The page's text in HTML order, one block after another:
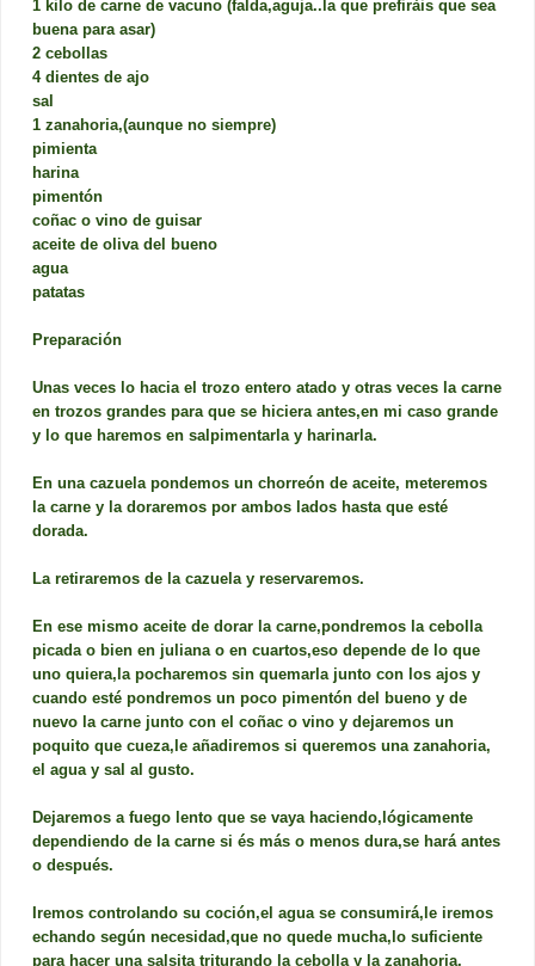
1 kilo de carne de vacuno (falda,aguja..la que prefiràis que sea
buena para asar)
2 cebollas
4 dientes de ajo
sal
1 zanahoria,(aunque no siempre)
pimienta
harina
pimentón
coñac o vino de guisar
aceite de oliva del bueno
agua
patatas
Preparación
Unas veces lo hacia el trozo entero atado y otras veces la carne
en trozos grandes para que se hiciera antes,en mi caso grande
y lo que haremos en salpimentarla y harinarla.
En una cazuela pondemos un chorreón de aceite, meteremos
la carne y la doraremos por ambos lados hasta que esté
dorada.
La retiraremos de la cazuela y reservaremos.
En ese mismo aceite de dorar la carne,pondremos la cebolla
picada o bien en juliana o en cuartos,eso depende de lo que
uno quiera,la pocharemos sin quemarla junto con los ajos y
cuando esté pondremos un poco pimentón del bueno y de
nuevo la carne junto con el coñac o vino y dejaremos un
poquito que cueza,le añadiremos si queremos una zanahoria,
el agua y sal al gusto.
Dejaremos a fuego lento que se vaya haciendo,lógicamente
dependiendo de la carne si és más o menos dura,se hará antes
o después.
Iremos controlando su coción,el agua se consumirá,le iremos
echando según necesidad,que no quede mucha,lo suficiente
para hacer una salsita triturando la cebolla y la zanahoria.